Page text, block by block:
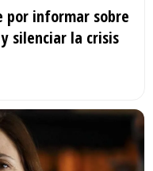
por informar sobre
silenciar la crisis